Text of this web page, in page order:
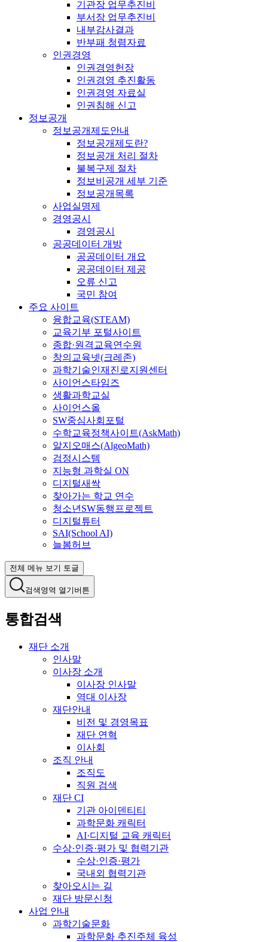
기관장 업무추진비
부서장 업무추진비
내부감사결과
반부패 청렴자료
인권경영
인권경영헌장
인권경영 추진활동
인권경영 자료실
인권침해 신고
정보공개
정보공개제도안내
정보공개제도란?
정보공개 처리 절차
불복구제 절차
정보비공개 세부 기준
정보공개목록
사업실명제
경영공시
경영공시
공공데이터 개방
공공데이터 개요
공공데이터 제공
오류 신고
국민 참여
주요 사이트
융합교육(STEAM)
교육기부 포털사이트
종합·원격교육연수원
창의교육넷(크레존)
과학기술인재진로지원센터
사이언스타임즈
생활과학교실
사이언스올
SW중심사회포털
수학교육정책사이트(AskMath)
알지오매스(AlgeoMath)
검정시스템
지능형 과학실 ON
디지털새싹
찾아가는 학교 연수
청소년SW동행프로젝트
디지털튜터
SAI(School AI)
늘봄허브
전체 메뉴 보기 토글
검색영역 열기버튼
통합검색
재단 소개
인사말
이사장 소개
이사장 인사말
역대 이사장
재단안내
비전 및 경영목표
재단 연혁
이사회
조직 안내
조직도
직원 검색
재단 CI
기관 아이덴티티
과학문화 캐릭터
AI·디지털 교육 캐릭터
수상·인증·평가 및 협력기관
수상·인증·평가
국내외 협력기관
찾아오시는 길
재단 방문신청
사업 안내
과학기술문화
과학문화 추진주체 육성